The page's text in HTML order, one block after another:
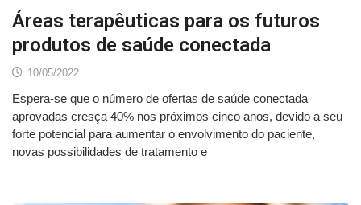
Áreas terapêuticas para os futuros
produtos de saúde conectada
10/05/2022
Espera-se que o número de ofertas de saúde conectada
aprovadas cresça 40% nos próximos cinco anos, devido a seu
forte potencial para aumentar o envolvimento do paciente,
novas possibilidades de tratamento e